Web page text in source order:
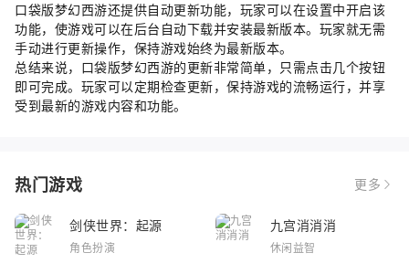
口袋版梦幻西游还提供自动更新功能，玩家可以在设置中开启该
功能，使游戏可以在后台自动下载并安装最新版本。玩家就无需
手动进行更新操作，保持游戏始终为最新版本。
总结来说，口袋版梦幻西游的更新非常简单，只需点击几个按钮
即可完成。玩家可以定期检查更新，保持游戏的流畅运行，并享
受到最新的游戏内容和功能。
热门游戏 更多
剑侠世界：起源
角色扮演
九宫消消消
休闲益智